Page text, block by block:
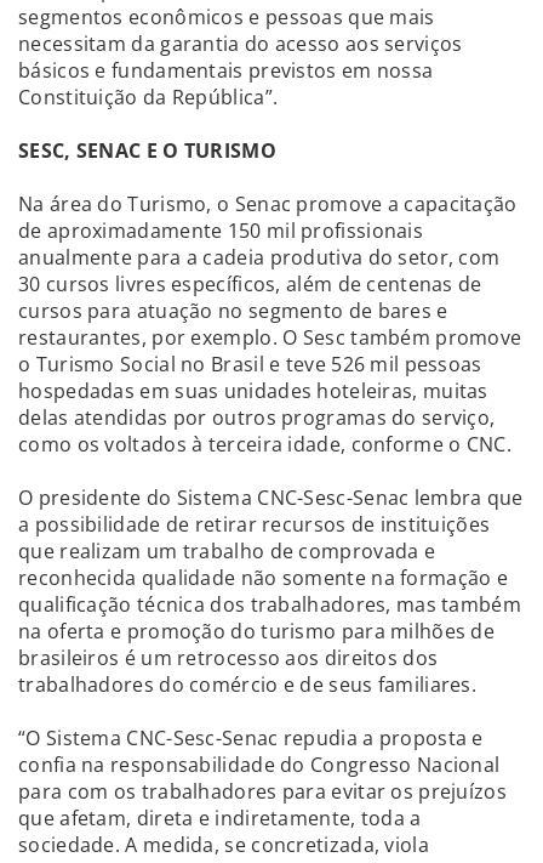
segmentos econômicos e pessoas que mais
necessitam da garantia do acesso aos serviços
básicos e fundamentais previstos em nossa
Constituição da República”.
SESC, SENAC E O TURISMO
Na área do Turismo, o Senac promove a capacitação
de aproximadamente 150 mil profissionais
anualmente para a cadeia produtiva do setor, com
30 cursos livres específicos, além de centenas de
cursos para atuação no segmento de bares e
restaurantes, por exemplo. O Sesc também promove
o Turismo Social no Brasil e teve 526 mil pessoas
hospedadas em suas unidades hoteleiras, muitas
delas atendidas por outros programas do serviço,
como os voltados à terceira idade, conforme o CNC.
O presidente do Sistema CNC-Sesc-Senac lembra que
a possibilidade de retirar recursos de instituições
que realizam um trabalho de comprovada e
reconhecida qualidade não somente na formação e
qualificação técnica dos trabalhadores, mas também
na oferta e promoção do turismo para milhões de
brasileiros é um retrocesso aos direitos dos
trabalhadores do comércio e de seus familiares.
“O Sistema CNC-Sesc-Senac repudia a proposta e
confia na responsabilidade do Congresso Nacional
para com os trabalhadores para evitar os prejuízos
que afetam, direta e indiretamente, toda a
sociedade. A medida, se concretizada, viola